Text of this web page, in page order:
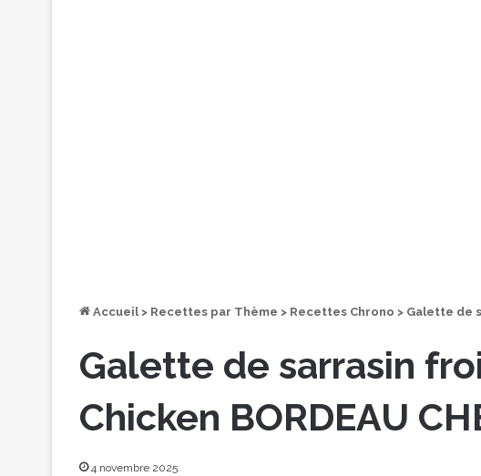
Accueil > Recettes par Thème > Recettes Chrono > Galette de
Galette de sarrasin
Chicken BORDEAU
4 novembre 2025